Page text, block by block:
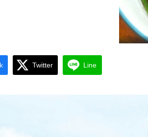
Twitter Line